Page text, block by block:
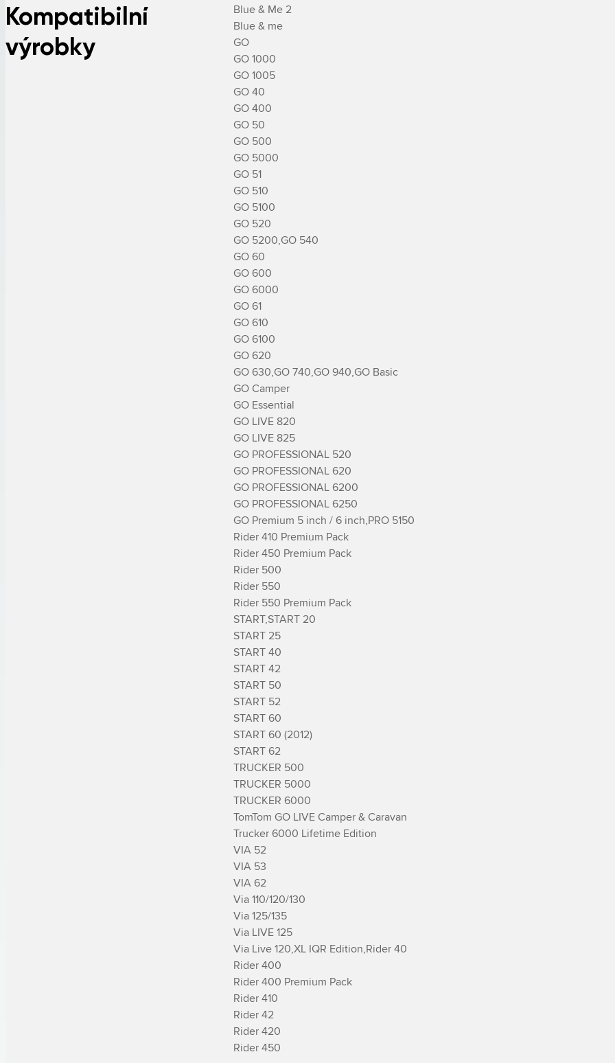
Kompatibilní
výrobky
Blue & Me 2
Blue & me
GO
GO 1000
GO 1005
GO 40
GO 400
GO 50
GO 500
GO 5000
GO 51
GO 510
GO 5100
GO 520
GO 5200,GO 540
GO 60
GO 600
GO 6000
GO 61
GO 610
GO 6100
GO 620
GO 630,GO 740,GO 940,GO Basic
GO Camper
GO Essential
GO LIVE 820
GO LIVE 825
GO PROFESSIONAL 520
GO PROFESSIONAL 620
GO PROFESSIONAL 6200
GO PROFESSIONAL 6250
GO Premium 5 inch / 6 inch,PRO 5150
Rider 410 Premium Pack
Rider 450 Premium Pack
Rider 500
Rider 550
Rider 550 Premium Pack
START,START 20
START 25
START 40
START 42
START 50
START 52
START 60
START 60 (2012)
START 62
TRUCKER 500
TRUCKER 5000
TRUCKER 6000
TomTom GO LIVE Camper & Caravan
Trucker 6000 Lifetime Edition
VIA 52
VIA 53
VIA 62
Via 110/120/130
Via 125/135
Via LIVE 125
Via Live 120,XL IQR Edition,­Rider 40
­Rider 400
­Rider 400 Premium Pack
­Rider 410
­Rider 42
­Rider 420
­Rider 450